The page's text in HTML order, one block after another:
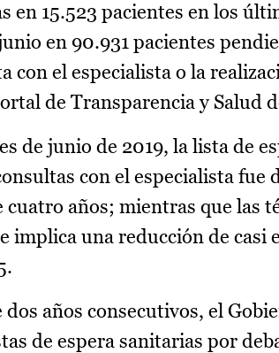
en 15.523 pacientes en los
en 90.931 pacientes
con el especialista o la
de Transparencia y Salud
de junio de 2019, la lista de
con el especialista fue
cuatro años; mientras que las
implica una reducción de casi
años consecutivos, el
de espera sanitarias por